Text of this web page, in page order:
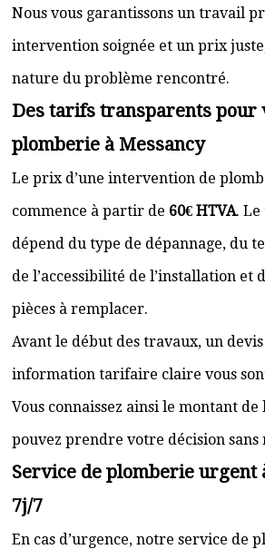
Nous vous garantissons un travail
intervention soignée et un prix
nature du problème rencontré.
Des tarifs transparents pour
plomberie à Messancy
Le prix d’une intervention de
commence à partir de 60€ HTVA.
dépend du type de dépannage, du
de l’accessibilité de l’installation et
pièces à remplacer.
Avant le début des travaux, un
information tarifaire claire vous
Vous connaissez ainsi le montant
pouvez prendre votre décision sans
Service de plomberie urgent
7j/7
En cas d’urgence, notre service de